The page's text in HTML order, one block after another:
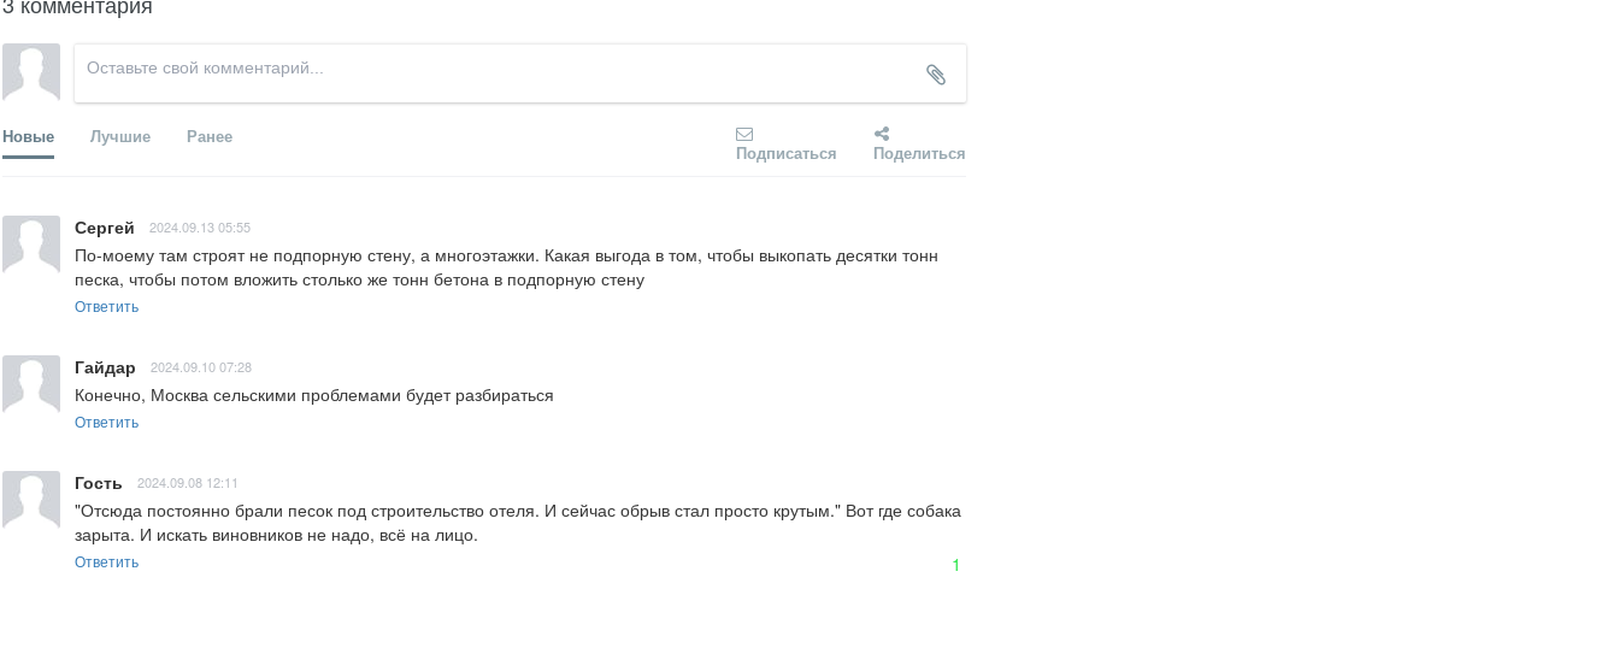
Новые Лучшие Ранее
Подписаться Поделиться
Сергей 2024.09.13 05:55
По-моему там строят не подпорную стену, а многоэтажки. Какая выгода в том, чтобы выкопать десятки тонн
песка, чтобы потом вложить столько же тонн бетона в подпорную стену
Ответить
Гайдар 2024.09.10 07:28
Конечно, Москва сельскими проблемами будет разбираться
Ответить
Гость 2024.09.08 12:11
"Отсюда постоянно брали песок под строительство отеля. И сейчас обрыв стал просто крутым." Вот где собака
зарыта. И искать виновников не надо, всё на лицо.
Ответить 1